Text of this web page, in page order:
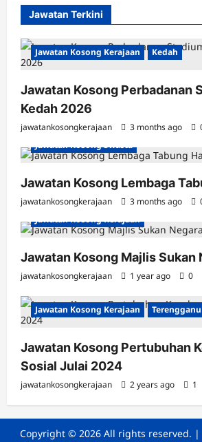
Jawatan Terkini
Jawatan Kosong Kerajaan Kedah
Jawatan Kosong Perbadanan
Kedah 2026
jawatankosongkerajaan 3 months ago
Jawatan Kosong Swasta
Jawatan Kosong Lembaga
jawatankosongkerajaan 3 months ago
Jawatan Kosong Kerajaan
Jawatan Kosong Majlis Sukan
jawatankosongkerajaan 1 year ago 0
Jawatan Kosong Kerajaan Terengganu
Jawatan Kosong Pertubuhan
Sosial Julai 2024
jawatankosongkerajaan 2 years ago 1
Copyright © 2026 All rights reserved. |